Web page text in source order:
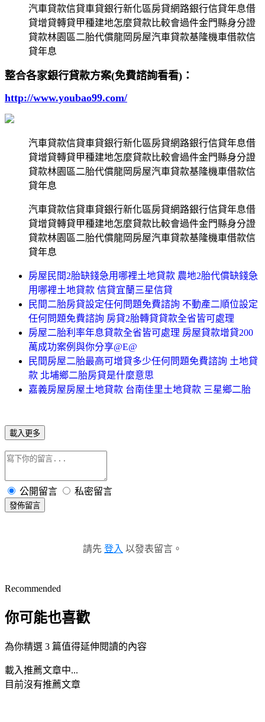
汽車貸款信貸車貸銀行新化區房貸網路銀行信貸年息借
貸增貸轉貸甲種建地怎麼貸款比較會過件金門縣身分證
貸款林園區二胎代償龍岡房屋汽車貸款基隆機車借款信
貸年息
整合各家銀行貸款方案(免費諮詢看看)：
http://www.youbao99.com/
汽車貸款信貸車貸銀行新化區房貸網路銀行信貸年息借
貸增貸轉貸甲種建地怎麼貸款比較會過件金門縣身分證
貸款林園區二胎代償龍岡房屋汽車貸款基隆機車借款信
貸年息
汽車貸款信貸車貸銀行新化區房貸網路銀行信貸年息借
貸增貸轉貸甲種建地怎麼貸款比較會過件金門縣身分證
貸款林園區二胎代償龍岡房屋汽車貸款基隆機車借款信
貸年息
房屋民間2胎缺錢急用哪裡土地貸款 農地2胎代償缺錢急
用哪裡土地貸款 信貸宜蘭三星信貸
民間二胎房貸設定任何問題免費諮詢 不動產二順位設定
任何問題免費諮詢 房貸2胎轉貸貸款全省皆可處理
房屋二胎利率年息貸款全省皆可處理 房屋貸款增貸200
萬成功案例與你分享@E@
民間房屋二胎最高可增貸多少任何問題免費諮詢 土地貸
款 北埔鄉二胎房貸是什麼意思
嘉義房屋房屋土地貸款 台南佳里土地貸款 三星鄉二胎
載入更多
公開留言 私密留言
發佈留言
請先 登入 以發表留言。
Recommended
你可能也喜歡
為你精選 3 篇值得延伸閱讀的內容
載入推薦文章中...
目前沒有推薦文章